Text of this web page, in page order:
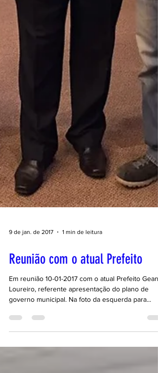
9 de jan. de 2017 1 min de leitura
Reunião com o atual Prefeito
Loureiro, referente apresentação do plano de
governo municipal. Na foto da esquerda para...